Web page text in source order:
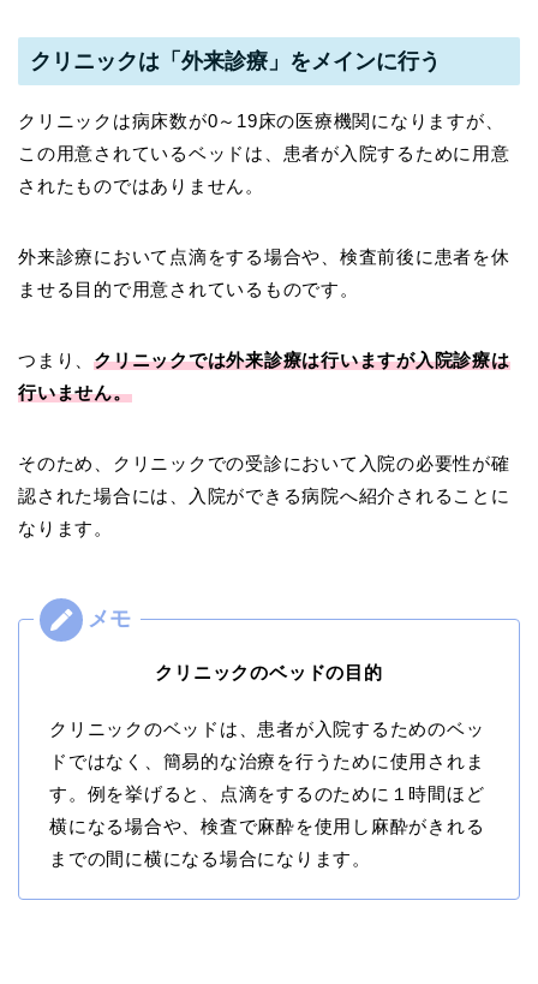
クリニックは「外来診療」をメインに行う
クリニックは病床数が0～19床の医療機関になりますが、
この用意されているベッドは、患者が入院するために用意
されたものではありません。
外来診療において点滴をする場合や、検査前後に患者を休
ませる目的で用意されているものです。
つまり、クリニックでは外来診療は行いますが入院診療は
行いません。
そのため、クリニックでの受診において入院の必要性が確
認された場合には、入院ができる病院へ紹介されることに
なります。
クリニックのベッドの目的
クリニックのベッドは、患者が入院するためのベッ
ドではなく、簡易的な治療を行うために使用されま
す。例を挙げると、点滴をするのために１時間ほど
横になる場合や、検査で麻酔を使用し麻酔がきれる
までの間に横になる場合になります。